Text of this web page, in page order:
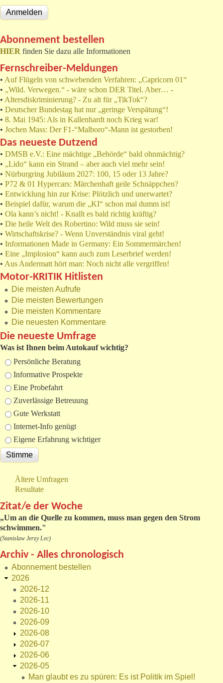
Abonnement bestellen
HIER finden Sie dazu alle Informationen
Fernschreiber-Meldungen
• Auf Flügeln von schwebenden Verfahren: „Capricorn 01“
• „Wild. Verwegen.“ - wäre schon DER Titel. Aber… -
• Altersdiskriminierung? - Zu alt für „TikTok“?
• Deutscher Bundestag hat nur „geringe Verspätung“!
• 8. Mai 1945: Als in Kallenhardt noch Krieg war!
• Jochen Mass: Der F1-“Malboro“-Mann ist gestorben!
Das neueste Dutzend
• DMSB e.V.: Eine mächtige „Behörde“ bald ohnmächtig?
• „Lido“ kann ein Strand – aber auch viel mehr sein!
• Nürburgring Jubiläum 2027: 100, 15 oder 13 Jahre?
• P72 & 01 Hypercars: Märchenhaft geile Schnäppchen?
• Entwicklung hin zur Krise: Plötzlich und unerwartet?
• Beispiel dafür, warum die „KI“ schon mal dumm ist!
• Ola kann’s nicht! - Knallt es bald richtig kräftig?
• Die heile Welt des Robertino: Wild muss sie sein!
• Wirtschaftskrise? - Wenn Unverständnis viral geht!
• Informationen Made in Germany: Ein Sommermärchen!
• Eine „Implosion“ kann auch zum Leserbrief werden!
• Aus Andermatt hört man: Noch nicht alle vergriffen!
Motor-KRITIK Hitlisten
Die meisten Aufrufe
Die meisten Bewertungen
Die meisten Kommentare
Die neuesten Kommentare
Die neueste Umfrage
Was ist Ihnen beim Autokauf wichtig?
Auswahlmöglichkeiten
Persönliche Beratung
Informative Prospekte
Eine Probefahrt
Zuverlässige Betreuung
Gute Werkstatt
Internet-Info genügt
Eigene Erfahrung wichtiger
Ältere Umfragen
Resultate
Zitat/e der Woche
„Um an die Quelle zu kommen, muss man gegen den Strom
schwimmen."
(Stanislaw Jerzy Lec)
Archiv - Alles chronologisch
Abonnement bestellen
2026
2026-12
2026-11
2026-10
2026-09
2026-08
2026-07
2026-06
2026-05
Man glaubt es zu spüren: Es ist Politik im Spiel!